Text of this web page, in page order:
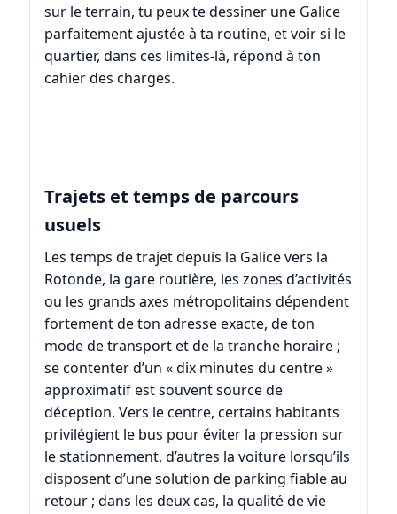
sur le terrain, tu peux te dessiner une Galice
parfaitement ajustée à ta routine, et voir si le
quartier, dans ces limites-là, répond à ton
cahier des charges.
Trajets et temps de parcours
usuels
Les temps de trajet depuis la Galice vers la
Rotonde, la gare routière, les zones d’activités
ou les grands axes métropolitains dépendent
fortement de ton adresse exacte, de ton
mode de transport et de la tranche horaire ;
se contenter d’un « dix minutes du centre »
approximatif est souvent source de
déception. Vers le centre, certains habitants
privilégient le bus pour éviter la pression sur
le stationnement, d’autres la voiture lorsqu’ils
disposent d’une solution de parking fiable au
retour ; dans les deux cas, la qualité de vie